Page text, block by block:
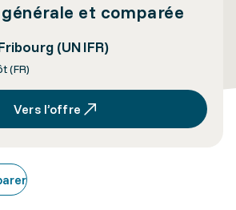
et comparée
(UNIFR)
(FR)
Vers l’offre